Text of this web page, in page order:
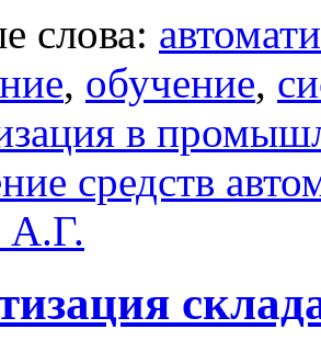
слова:
, обучение,
в
средств
А.Г.